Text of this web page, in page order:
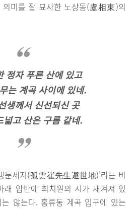
의미를 잘 묘사한 노상동(盧相東)의
정자 푸른 산에 있고
는 계곡 사이에 있네.
생께서 신선되신 곳
넓고 산은 구름 같네.
둔세지(孤雲崔先生遯世地)’라는 비
래 암반에 최치원의 시가 새겨져 있
않는다. 홍류동 계곡 입구에 있는